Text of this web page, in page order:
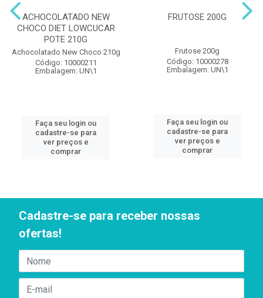
ACHOCOLATADO NEW
CHOCO DIET LOWCUCAR
POTE 210G
Achocolatado New Choco 210g
Código: 10000211
Embalagem: UN\1
Faça seu login ou
cadastre-se para
ver preços e
comprar
FRUTOSE 200G
Frutose 200g
Código: 10000278
Embalagem: UN\1
Faça seu login ou
cadastre-se para
ver preços e
comprar
Cadastre-se para receber nossas
ofertas!